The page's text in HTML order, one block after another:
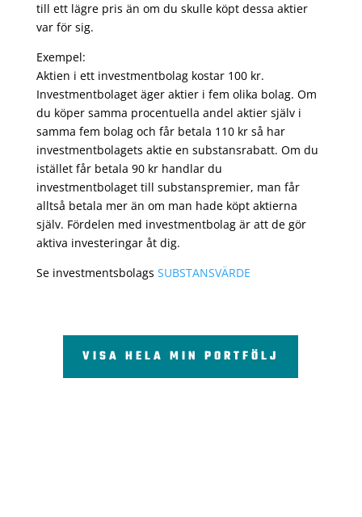
till ett lägre pris än om du skulle köpt dessa aktier
var för sig.
Exempel:
Aktien i ett investmentbolag kostar 100 kr.
Investmentbolaget äger aktier i fem olika bolag. Om
du köper samma procentuella andel aktier själv i
samma fem bolag och får betala 110 kr så har
investmentbolagets aktie en substansrabatt. Om du
istället får betala 90 kr handlar du
investmentbolaget till substanspremier, man får
alltså betala mer än om man hade köpt aktierna
själv. Fördelen med investmentbolag är att de gör
aktiva investeringar åt dig.
Se investmentsbolags SUBSTANSVÄRDE
VISA HELA MIN PORTFÖLJ